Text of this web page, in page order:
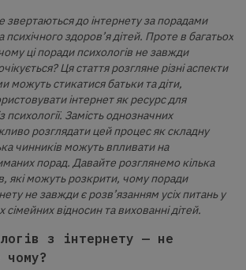
звертаються до інтернету за порадами
здоров’я дітей. Проте в багатьох
ці поради психологів не завжди
Ця стаття розгляне різні аспекти
можуть стикатися батьки та діти,
інтернет як ресурс для
психології. Замість однозначних
розглядати цей процес як складну
чинників можуть впливати на
порад. Давайте розглянемо кілька
які можуть розкрити, чому поради
не завжди є розв’язанням усіх питань у
відносин та вихованні дітей.
з інтернету — не
чому?